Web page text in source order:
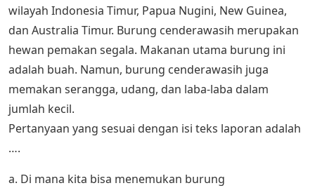
wilayah Indonesia Timur, Papua Nugini, New Guinea,
dan Australia Timur. Burung cenderawasih merupakan
hewan pemakan segala. Makanan utama burung ini
adalah buah. Namun, burung cenderawasih juga
memakan serangga, udang, dan laba-laba dalam
jumlah kecil.
Pertanyaan yang sesuai dengan isi teks laporan adalah
….
a. Di mana kita bisa menemukan burung